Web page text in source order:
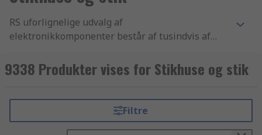
RS uforlignelige udvalg af
elektronikkomponenter består af tusindvis af
inkluderer audio og video stik, USB stik, D-sub og
computerstik og printstik - huse komponenter. Vi
huse samt de bedste muligheder for levering fra
lager i branchen. Vi tilbyder tusindvis af industri-
9338 Produkter vises for Stikhuse og stik
Filtre